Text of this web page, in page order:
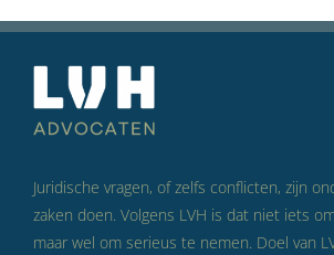
Juridische vragen, of zelfs conflicten, zijn
zaken doen. Volgens LVH is dat niet iets
maar wel om serieus te nemen. Doel van